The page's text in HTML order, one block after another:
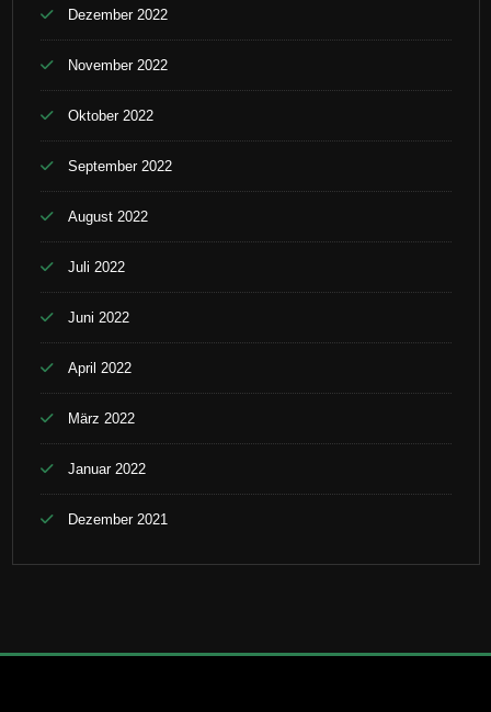
Dezember 2022
November 2022
Oktober 2022
September 2022
August 2022
Juli 2022
Juni 2022
April 2022
März 2022
Januar 2022
Dezember 2021